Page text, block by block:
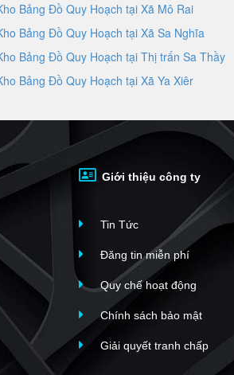
Bảng Đồ Quy Hoạch tại Xã Mô Rai
Bảng Đồ Quy Hoạch tại Xã Sa Nghĩa
Bảng Đồ Quy Hoạch tại Thị trấn Sa Thầy
Bảng Đồ Quy Hoạch tại Xã Ya Xiêr
Giới thiệu công ty
Tin Tức
Đăng tin miễn phí
Quy chế hoạt động
Chính sách bảo mật
Giải quyết tranh chấp